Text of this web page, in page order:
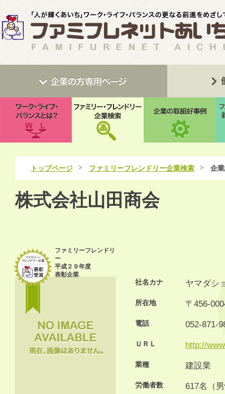
トップページ ファミリーフレンドリー企業検索 企
株式会社山田商会
ファミリーフレンドリ
ー
平成２９年度
表彰企業
社名カナ ヤマダシ
所在地 〒456-
電話 052-871-
ＵＲＬ http://
業種 建設業
労働者数 617名（